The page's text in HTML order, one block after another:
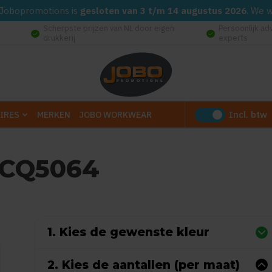
is gesloten van 3 t/m 14 augustus 2026. We
check_circle check_circle
MERKEN JOBO WORKWEAR Incl. btw
1. Kies de gewenste kleur
2. Kies de aantallen (per maat)